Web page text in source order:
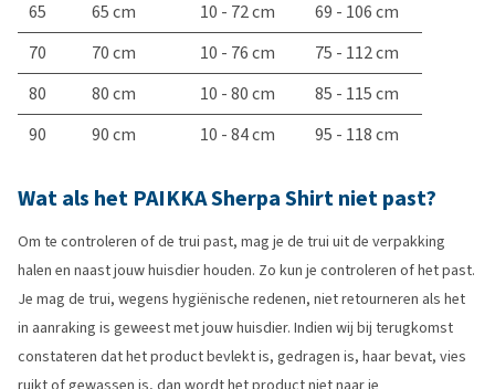
65 65 cm 10 - 72 cm
69 - 106 cm
70
70 cm 10 - 76 cm
75 - 112 cm
80
80 cm 10 - 80 cm
85 - 115 cm
90
90 cm 10 - 84 cm 95 - 118 cm
Wat als het PAIKKA Sherpa Shirt niet past?
Om te controleren of de trui past, mag je de trui uit de verpakking
halen en naast jouw huisdier houden. Zo kun je controleren of het past.
Je mag de trui, wegens hygiënische redenen, niet retourneren als het
in aanraking is geweest met jouw huisdier. Indien wij bij terugkomst
constateren dat het product bevlekt is, gedragen is, haar bevat, vies